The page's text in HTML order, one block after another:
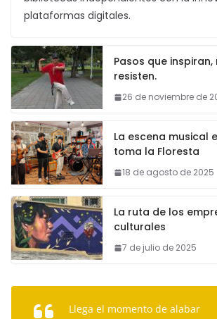
plataformas digitales.
Pasos que
resisten.
26 de noviembre de
La escena musical
toma la Floresta
18 de agosto de 2025
La ruta de los
culturales
7 de julio de 2025
Llega el momento de alabar